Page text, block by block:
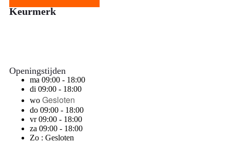
Keurmerk
Openingstijden
ma 09:00 - 18:00
di 09:00 - 18:00
wo Gesloten
do 09:00 - 18:00
vr 09:00 - 18:00
za 09:00 - 18:00
Zo : Gesloten